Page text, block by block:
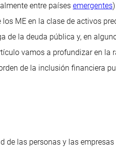
entre países emergentes
ME en la clase de activos
de la deuda pública y, en
vamos a profundizar en la
de la inclusión financiera
de las personas y las